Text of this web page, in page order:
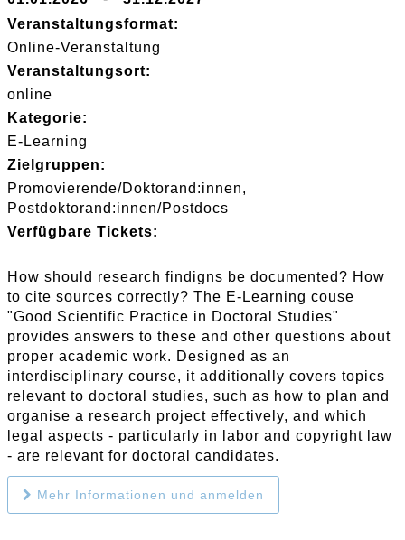
Veranstaltungsformat:
Online-Veranstaltung
Veranstaltungsort:
online
Kategorie:
E-Learning
Zielgruppen:
Promovierende/Doktorand:innen
Postdoktorand:innen/Postdocs
Verfügbare Tickets:
How should research findigns be documented? How
to cite sources correctly? The E-Learning couse
"Good Scientific Practice in Doctoral Studies"
provides answers to these and other questions about
proper academic work. Designed as an
interdisciplinary course, it additionally covers topics
relevant to doctoral studies, such as how to plan and
organise a research project effectively, and which
legal aspects - particularly in labor and copyright law
- are relevant for doctoral candidates.
Mehr Informationen und anmelden